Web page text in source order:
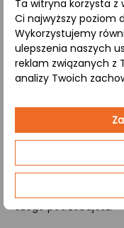
Strona A
powierzchnią bez
B (dolna)
kolorystykę oraz
kompletnych
potrzebujesz
obejmujących
przez policzki aż
szczegółową
czego potrzebujesz.
Ta witryna korzysta z
Ci najwyższy poziom
Wykorzystujemy
ulepszenia naszych
reklam związanych z
analizy Twoich